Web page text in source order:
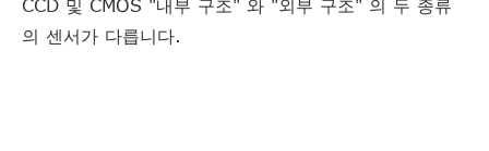
CCD 및 CMOS "내부 구조" 와 "외부 구조" 의 두 종류
의 센서가 다릅니다.